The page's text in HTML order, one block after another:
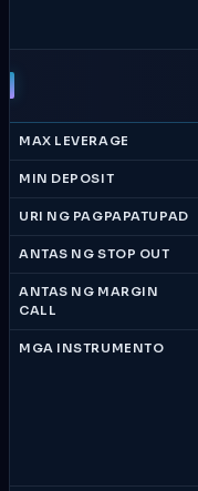
MAX LEVERAGE
MIN DEPOSIT
URI NG PAGPAPATUPAD
ANTAS NG STOP OUT
ANTAS NG MARGIN
CALL
MGA INSTRUMENTO